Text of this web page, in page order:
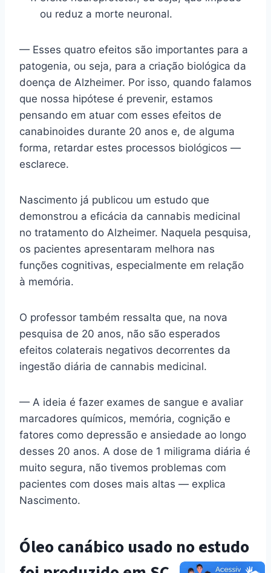
ou reduz a morte neuronal.
— Esses quatro efeitos são importantes para a
patogenia, ou seja, para a criação biológica da
doença de Alzheimer. Por isso, quando falamos
que nossa hipótese é prevenir, estamos
pensando em atuar com esses efeitos de
canabinoides durante 20 anos e, de alguma
forma, retardar estes processos biológicos —
esclarece.
Nascimento já publicou um estudo que
demonstrou a eficácia da cannabis medicinal
no tratamento do Alzheimer. Naquela pesquisa,
os pacientes apresentaram melhora nas
funções cognitivas, especialmente em relação
à memória.
O professor também ressalta que, na nova
pesquisa de 20 anos, não são esperados
efeitos colaterais negativos decorrentes da
ingestão diária de cannabis medicinal.
— A ideia é fazer exames de sangue e avaliar
marcadores químicos, memória, cognição e
fatores como depressão e ansiedade ao longo
desses 20 anos. A dose de 1 miligrama diária é
muito segura, não tivemos problemas com
pacientes com doses mais altas — explica
Nascimento.
Óleo canábico usado no estudo